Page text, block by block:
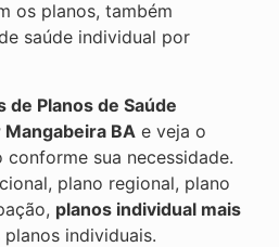
os planos, também
saúde individual por
de Planos de Saúde
BA e veja o
sua necessidade.
plano regional, plano
planos individual mais
individuais.